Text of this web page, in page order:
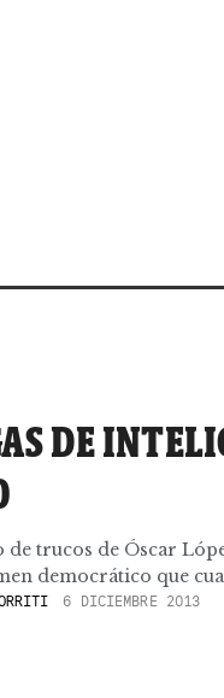
DE
trucos de Óscar
democrático que
6 DICIEMBRE 2013